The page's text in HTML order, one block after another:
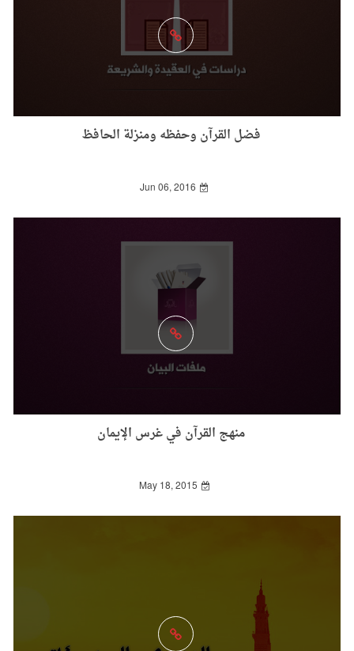
فضل القرآن وحفظه ومنزلة الحافظ
Jun 06, 2016
منهج القرآن في غرس الإيمان
May 18, 2015